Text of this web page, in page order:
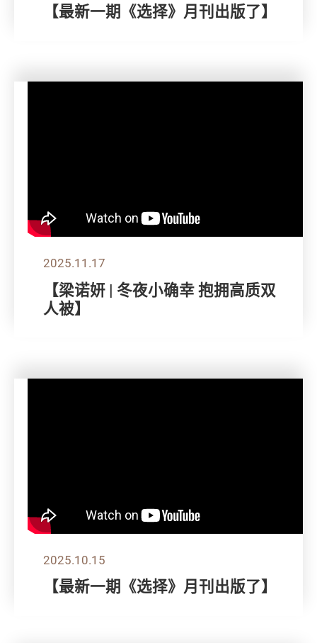
【最新一期《选择》月刊出版了】
2025.11.17
【梁诺妍 | 冬夜小确幸 抱拥高质双
人被】
2025.10.15
【最新一期《选择》月刊出版了】